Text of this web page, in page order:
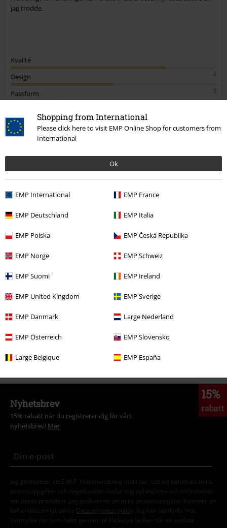
Shopping from International
Please click here to visit EMP Online Shop for customers from
International
Ok
EMP International EMP France
EMP Deutschland EMP Italia
EMP Polska EMP Česká Republika
EMP Norge EMP Schweiz
EMP Suomi EMP Ireland
EMP United Kingdom EMP Sverige
EMP Danmark Large Nederland
EMP Österreich EMP Slovensko
Large Belgique EMP España
jag trodde.
Kvalité
4
Design
3
Passform
Verifierad recension
Hade du någon nytta av den här recensionen?
Skicka kommentar
Underhållning
Film & TV Disney Den lilla sjöjungfrun
15%
rabatt
Nyhetsbrev
15% rabatt när du registrerar dig för vårt
nyhetsbrev! Mer
Jag godkänner att E.M.P. Merchandising mbH har rätt att behandla mina
personuppgifter och regelbundet skicka mig nyhetsbrev och information
om deras produkter. Jag godkänner att mina personuppgifter kommer att
behandlas enligt deras
Datasekretesspolicy
. Jag kan återkalla mitt
samtycke när som helst genom att klicka på länken för att avsluta